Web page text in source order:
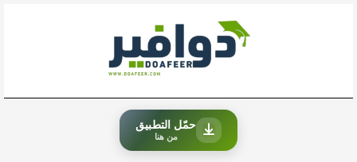
حمّل التطبيق
من هنا